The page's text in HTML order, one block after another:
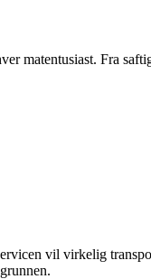
matentusiast. Fra
vil virkelig